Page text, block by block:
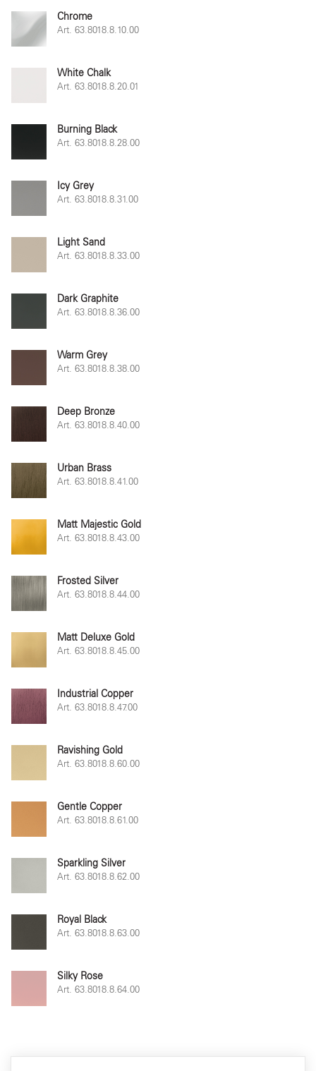
Chrome
Art. 63.8018.8.10.00
White Chalk
Art. 63.8018.8.20.01
Burning Black
Art. 63.8018.8.28.00
Icy Grey
Art. 63.8018.8.31.00
Light Sand
Art. 63.8018.8.33.00
Dark Graphite
Art. 63.8018.8.36.00
Warm Grey
Art. 63.8018.8.38.00
Deep Bronze
Art. 63.8018.8.40.00
Urban Brass
Art. 63.8018.8.41.00
Matt Majestic Gold
Art. 63.8018.8.43.00
Frosted Silver
Art. 63.8018.8.44.00
Matt Deluxe Gold
Art. 63.8018.8.45.00
Industrial Copper
Art. 63.8018.8.47.00
Ravishing Gold
Art. 63.8018.8.60.00
Gentle Copper
Art. 63.8018.8.61.00
Sparkling Silver
Art. 63.8018.8.62.00
Royal Black
Art. 63.8018.8.63.00
Silky Rose
Art. 63.8018.8.64.00